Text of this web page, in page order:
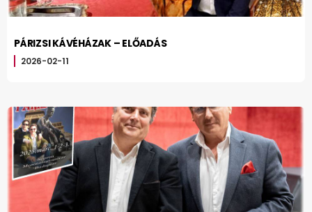
PÁRIZSI KÁVÉHÁZAK – ELŐADÁS
2026-02-11